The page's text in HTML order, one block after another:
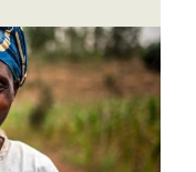
a punto
paraísos
mundo